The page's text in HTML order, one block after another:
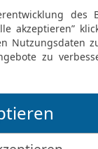
Sterndeuter
28 Aber es gibt
enthüllt, und
was am Ende
mit deinem
29 Du machtest
künftig